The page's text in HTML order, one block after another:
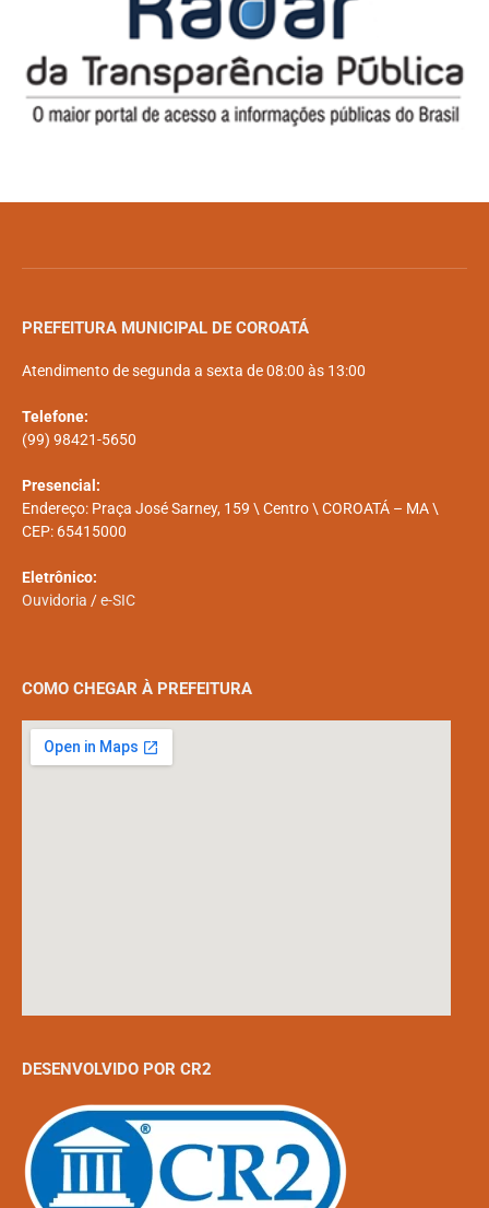
PREFEITURA MUNICIPAL DE COROATÁ
Atendimento de segunda a sexta de 08:00 às 13:00
Telefone:
(99) 98421-5650
Presencial:
Endereço: Praça José Sarney, 159 \ Centro \ COROATÁ – MA \
CEP: 65415000
Eletrônico:
Ouvidoria /e-SIC
COMO CHEGAR À PREFEITURA
DESENVOLVIDO POR CR2